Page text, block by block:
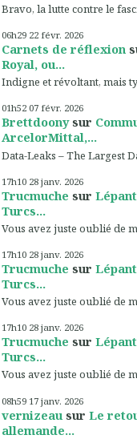
Bravo, la lutte contre le
06h29 22 févr. 2026
Carnets de réflexion
Royal, ou...
Indigne et révoltant, mais
01h52 07 févr. 2026
Brettdoonysur
ArcelorMittal,...
Data-Leaks – The Largest
17h10 28 janv. 2026
Trucmuche sur
Turcs...
Vous avez juste oublié de
17h10 28 janv. 2026
Trucmuche sur
Turcs...
Vous avez juste oublié de
17h10 28 janv. 2026
Trucmuche sur
Turcs...
Vous avez juste oublié de
08h59 17 janv. 2026
vernizeau sur Le
allemande...